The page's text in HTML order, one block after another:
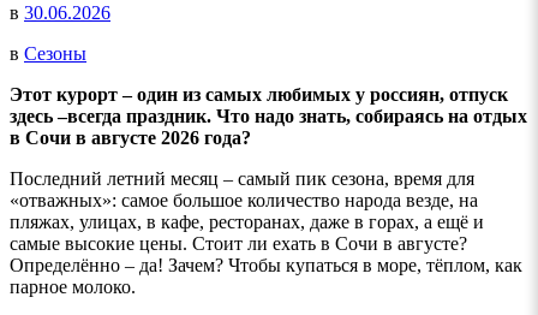
в 30.06.2026
в Сезоны
Этот курорт – один из самых любимых у россиян, отпуск
здесь –всегда праздник. Что надо знать, собираясь на отдых
в Сочи в августе 2026 года?
Последний летний месяц – самый пик сезона, время для
«отважных»: самое большое количество народа везде, на
пляжах, улицах, в кафе, ресторанах, даже в горах, а ещё и
самые высокие цены. Стоит ли ехать в Сочи в августе?
Определённо – да! Зачем? Чтобы купаться в море, тёплом, как
парное молоко.